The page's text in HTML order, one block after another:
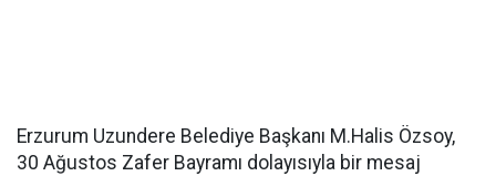
Erzurum Uzundere Belediye Başkanı M.Halis Özsoy,
30 Ağustos Zafer Bayramı dolayısıyla bir mesaj